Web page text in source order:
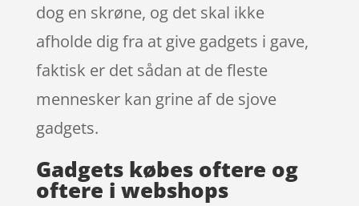
dog en skrøne, og det skal ikke
afholde dig fra at give gadgets i gave,
faktisk er det sådan at de fleste
mennesker kan grine af de sjove
gadgets.
Gadgets købes oftere og
oftere i webshops